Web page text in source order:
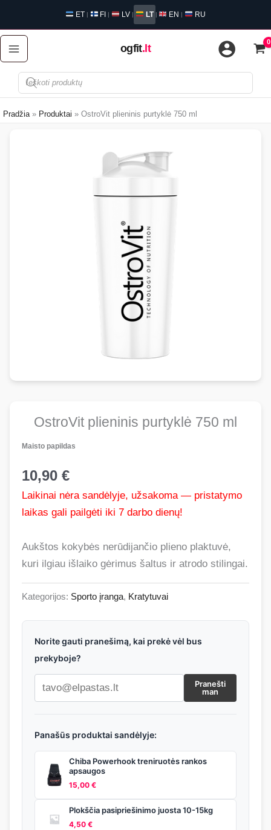
turinio
ET | FI | LV | LT | EN | RU
ogfit.lt
Produktų
paieška
Pradžia Produktai OstroVit plieninis purtyklė 750 ml
OstroVit plieninis purtyklė 750 ml
Maisto papildas
10,90 €
Laikinai nėra sandėlyje, užsakoma — pristatymo
laikas gali pailgėti iki 7 darbo dienų!
Aukštos kokybės nerūdijančio plieno plaktuvė,
kuri ilgiau išlaiko gėrimus šaltus ir atrodo stilingai.
Kategorijos: Sporto įranga, Kratytuvai
Norite gauti pranešimą, kai prekė vėl bus
prekyboje?
Pranešti
man
Panašūs produktai sandėlyje:
Chiba Powerhook treniruotės rankos
apsaugos
15,00 €
Plokščia pasipriešinimo juosta 10-15kg
4,50 €